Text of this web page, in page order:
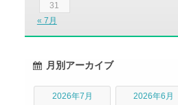
31
« 7月
月別アーカイブ
2026年7月 2026年6月